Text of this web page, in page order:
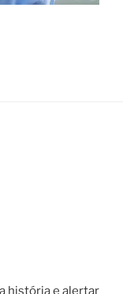
história e alertar